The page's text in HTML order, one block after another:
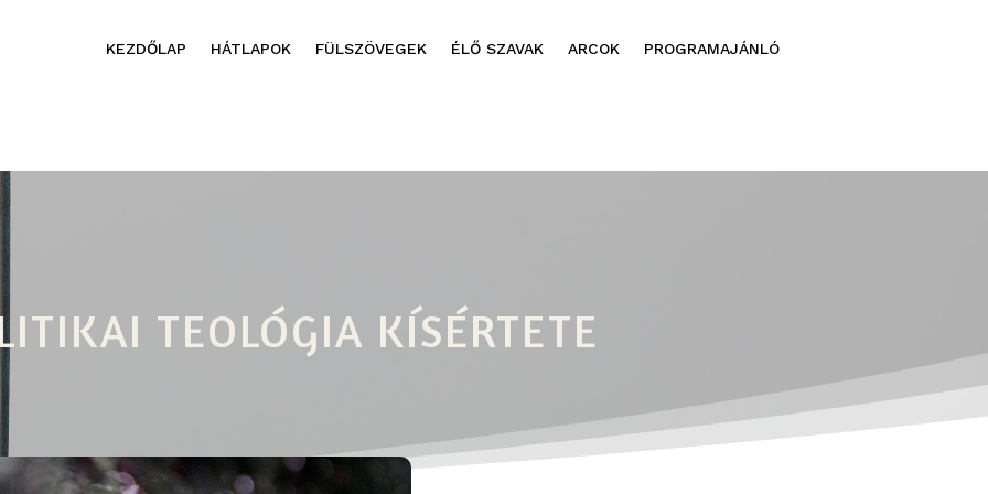
KEZDŐLAP HÁTLAPOK FÜLSZÖVEGEK ÉLŐ SZAVAK ARCOK PROGRAMAJÁNLÓ
TEOLÓGIA KÍSÉRTETE